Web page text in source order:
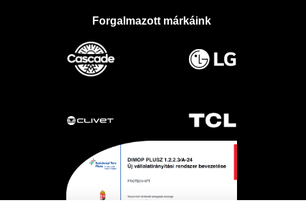
Forgalmazott márkáink